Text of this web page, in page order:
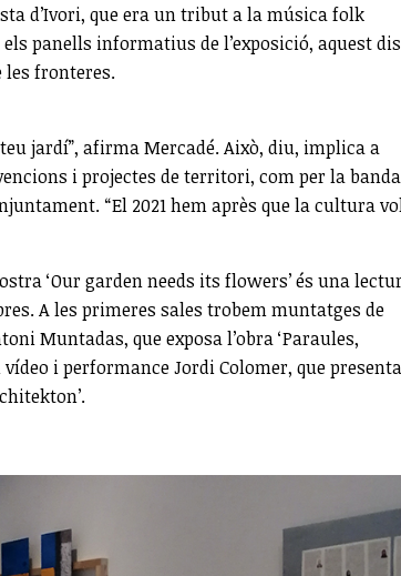
d’Ivori, que era un tribut a la música folk
panells informatius de l’exposició, aquest
les fronteres.
jardí”, afirma Mercadé. Això, diu, implica a
i projectes de territori, com per la banda
“El 2021 hem après que la cultura
‘Our garden needs its flowers’ és una
A les primeres sales trobem muntatges de
Muntadas, que exposa l’obra ‘Paraules,
vídeo i performance Jordi Colomer, que presenta